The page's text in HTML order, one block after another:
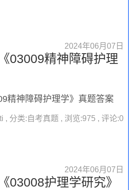
2024年06月07日
03009精神障碍护理
精神障碍护理学》真题答案
, 分类:自考真题 , 浏览:975 , 评论:0
2024年06月07日
03008护理学研究》